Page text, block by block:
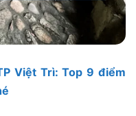
Việt Trì: Top 9 điểm